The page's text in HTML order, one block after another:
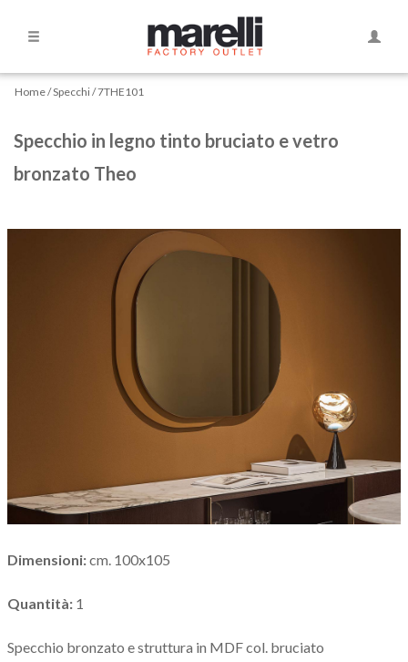
Divani
Side
Home Specchi 7THE101
Specchio in legno tinto bruciato e vetro
bronzato Theo
Dimensioni:cm. 100x105
Quantità: 1
Specchio bronzato e struttura in MDF col. bruciato